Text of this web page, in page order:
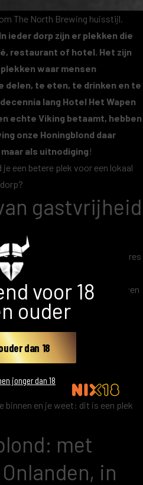
voor 18
ouder
dan 18
jonger dan 18
The North Brewing huisstijl.
In ieder dorp zijn er plekken die
restaurant of hotel. Het zijn
waar mensen
delen, te eten, te drinken en te
lang Hotel Het Wapen
echte Viking betaamt, hebben
onze Honingblond daar
als uitnodiging!
een betere plek voor een lokaal
gastvrijheid
bekend als hét gastvrije adres
kamers, een restaurant
staan en een café waar het leven
een vertrouwde plek, voor
en voor ons, de brouwers, een
te mogen stralen.
in lange hallen van hout, met
de dag hoef je geen
warmte te ervaren. Je stapt
binnen en je weet: dit is een plek
met
in